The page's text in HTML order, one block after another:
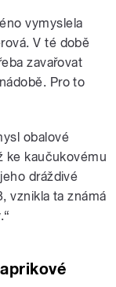
vymyslela
V té době
zavařovat
Pro to
obalové
ke kaučukovému
dráždivé
vznikla ta známá